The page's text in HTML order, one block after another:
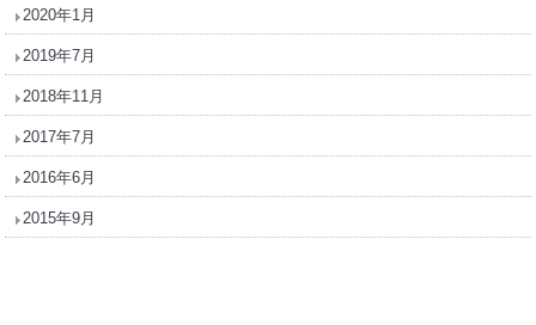
2020年1月
2019年7月
2018年11月
2017年7月
2016年6月
2015年9月